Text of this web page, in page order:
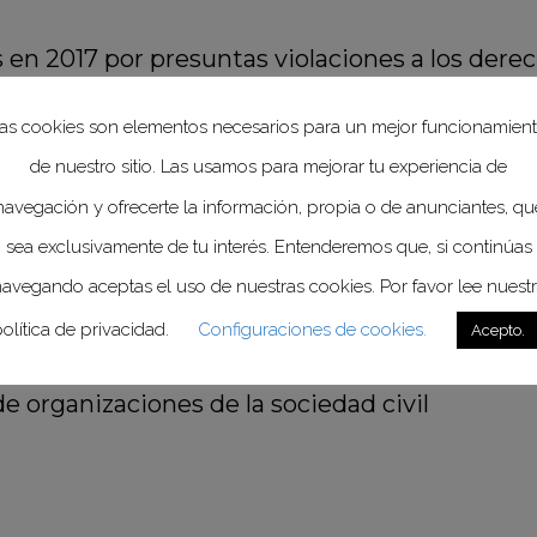
2017 por presuntas violaciones a los
mil 78 casos; la SEP con 656 casos y el
de la lista con 415 y 259 casos
presentes: Luis Raúl González Pérez,
Arellano, Secretaria de Salud de la
y Promoción de Salud de la Secretaría
Molpeceres, Coordinador residente del
organizaciones de la sociedad civil
cookies son elementos necesarios para un mejor
de nuestro sitio. Las usamos para mejorar tu experiencia de
y ofrecerte la información, propia o de anunciantes,
sea exclusivamente de tu interés. Entenderemos que, si continúas
aceptas el uso de nuestras cookies. Por favor lee
de privacidad.
Configuraciones de cookies. Acepto.